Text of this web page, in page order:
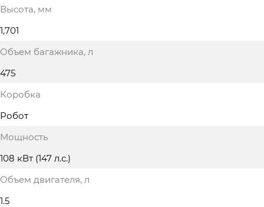
Высота, мм
1,701
Объем багажника, л
475
Коробка
Робот
Мощность
108 кВт (147 л.с.)
Объем двигателя, л
1.5